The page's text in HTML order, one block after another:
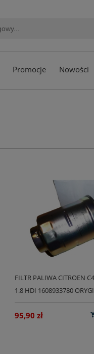
Promocje Nowości
FILTR PALIWA CITROEN
1.8 HDI 1608933780
95,90 zł